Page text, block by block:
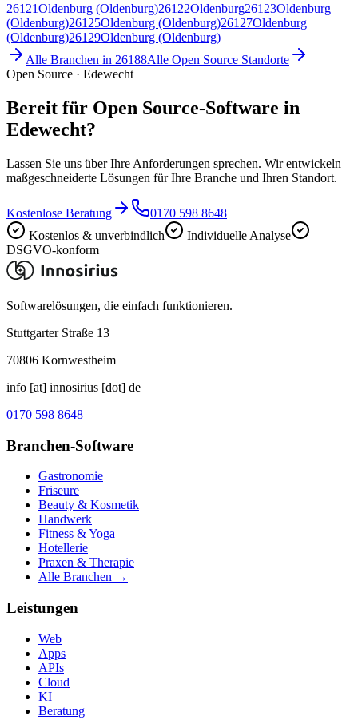
26121Oldenburg (Oldenburg)26122Oldenburg26123Oldenburg
(Oldenburg)26125Oldenburg (Oldenburg)26127Oldenburg
(Oldenburg)26129Oldenburg (Oldenburg)
Alle Branchen in 26188Alle Open Source Standorte
Open Source · Edewecht
Bereit für Open Source-Software in
Edewecht?
Lassen Sie uns über Ihre Anforderungen sprechen. Wir entwickeln
maßgeschneiderte Lösungen für Ihre Branche und Ihren Standort.
Kostenlose Beratung
0170 598 8648
Kostenlos & unverbindlich
Individuelle Analyse
DSGVO-konform
Softwarelösungen, die einfach funktionieren.
Stuttgarter Straße 13
70806 Kornwestheim
info [at] innosirius [dot] de
0170 598 8648
Branchen-Software
Gastronomie
Friseure
Beauty & Kosmetik
Handwerk
Fitness & Yoga
Hotellerie
Praxen & Therapie
Alle Branchen →
Leistungen
Web
Apps
APIs
Cloud
KI
Beratung